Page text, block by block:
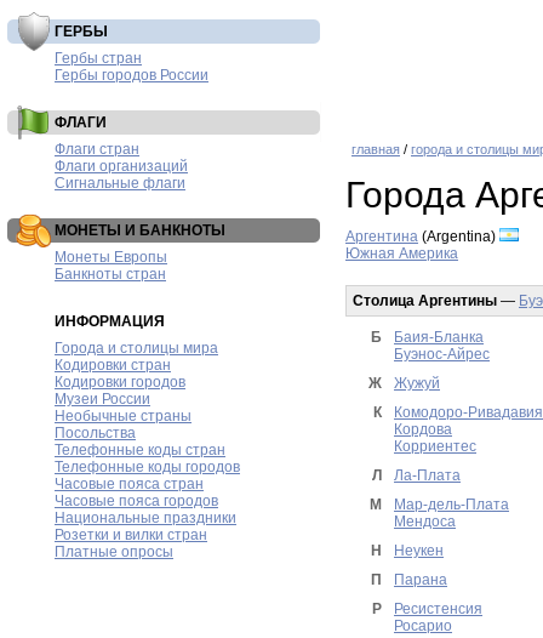
ГЕРБЫ
Гербы стран
Гербы городов России
ФЛАГИ
Флаги стран
Флаги организаций
Сигнальные флаги
МОНЕТЫ И БАНКНОТЫ
Монеты Европы
Банкноты стран
ИНФОРМАЦИЯ
Города и столицы мира
Кодировки стран
Кодировки городов
Музеи России
Необычные страны
Посольства
Телефонные коды стран
Телефонные коды городов
Часовые пояса стран
Часовые пояса городов
Национальные праздники
Розетки и вилки стран
Платные опросы
главная / города и столицы
Города
Аргентина (Argentina)
Южная Америка
Столица Аргентины —
Б
Баия-Бланка
Буэнос-Айрес
Ж
Жужуй
К
Комодоро-Ривадавия
Кордова
Корриентес
Л
Ла-Плата
М
Мар-дель-Плата
Мендоса
Н
Неукен
П
Парана
Р
Ресистенсия
Росарио